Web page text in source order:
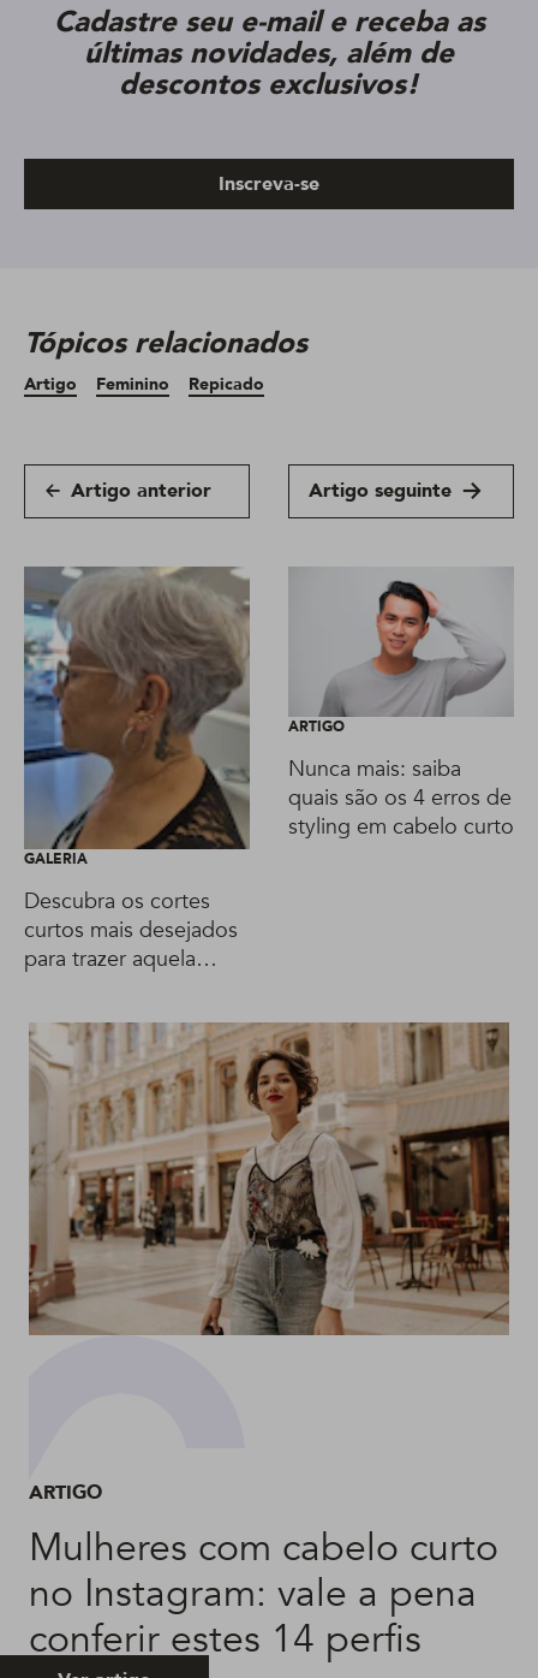
Cadastre seu e-mail e receba as
últimas novidades, além de
descontos exclusivos!
Inscreva-se
Tópicos relacionados
Artigo Feminino Repicado
Artigo anterior Artigo seguinte
GALERIA
Descubra os cortes
curtos mais desejados
para trazer aquela
ARTIGO
Nunca mais: saiba
quais são os 4 erros de
styling em cabelo curto
ARTIGO
Mulheres com cabelo curto
no Instagram: vale a pena
conferir estes 14 perfis